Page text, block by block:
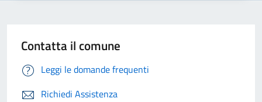
Contatta il comune
Leggi le domande frequenti
Richiedi Assistenza